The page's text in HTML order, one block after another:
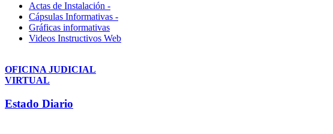
Actas de Instalación -
Cápsulas Informativas -
Gráficas informativas
Videos Instructivos Web
OFICINA JUDICIAL
VIRTUAL
Estado Diario